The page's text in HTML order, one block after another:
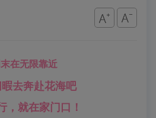
末在无限靠近
去奔赴花海吧
，就在家门口！